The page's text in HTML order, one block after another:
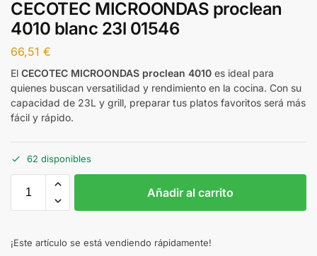
CECOTEC MICROONDAS proclean
4010 blanc 23l 01546
66,51 €
El CECOTEC MICROONDAS proclean 4010 es ideal para
quienes buscan versatilidad y rendimiento en la cocina. Con su
capacidad de 23L y grill, preparar tus platos favoritos será más
fácil y rápido.
62 disponibles
Añadir al carrito
¡Este artículo se está vendiendo rápidamente!